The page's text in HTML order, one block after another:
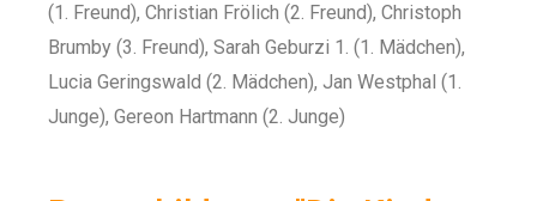
(1. Freund), Christian Frölich (2. Freund), Christoph
Brumby (3. Freund), Sarah Geburzi 1. (1. Mädchen),
Lucia Geringswald (2. Mädchen), Jan Westphal (1.
Junge), Gereon Hartmann (2. Junge)